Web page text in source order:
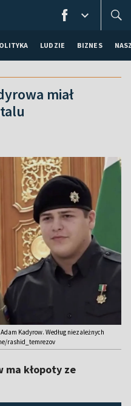
LUDZIE BIZNES
miał
Kadyrow. Według niezależnych
rashid_temrezov
ma kłopoty ze